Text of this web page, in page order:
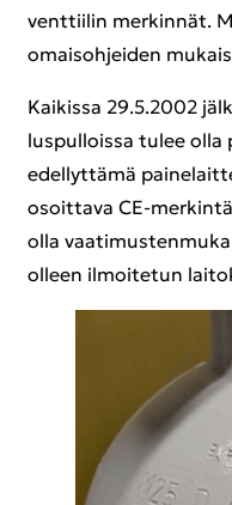
vent­tii­lin mer­kin­nät.
omais­oh­jei­den
Kai­kis­sa 29.5.2002
lus­pul­lois­sa tulee olla
edel­lyt­tä­mä
osoit­ta­va CE-​
olla
ol­leen il­moi­te­tun